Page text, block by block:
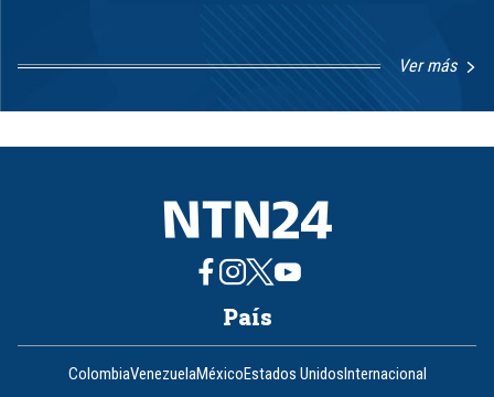
Ver más
1
8
País
ColombiaVenezuelaMéxicoEstados UnidosInternacional